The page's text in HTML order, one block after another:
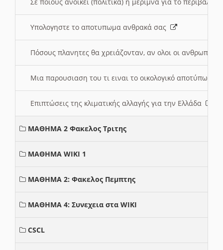
Υπολογηστε το αποτυπωμα ανθρακά σας
Πόσους πλανητες θα χρειάζονταν, αν ολοι οι ανθρωποι
Μια παρουσιαση του τι ειναι το οικολογικό αποτύπωμα
Επιπτώσεις της κλιματικής αλλαγής για την Ελλάδα
ΜΑΘΗΜΑ 2 Φακελος Τριτης
ΜΑΘΗΜΑ WIKI 1
ΜΑΘΗΜΑ 2: Φακελος Πεμπτης
ΜΑΘΗΜΑ 4: Συνεχεια στα WIKI
CSCL